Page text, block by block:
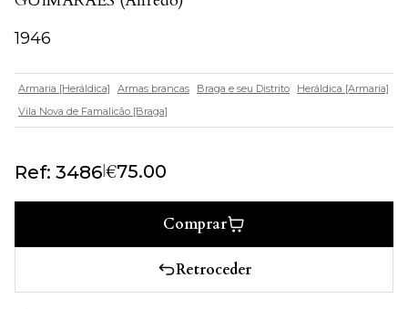
1946
Armaria [Heráldica] Armas brancas Braga e seu Distrito
Heráldica [Armaria]
Vila Nova de Famalicão [Braga]
Ref: 3486|€75.00
Comprar
Retroceder